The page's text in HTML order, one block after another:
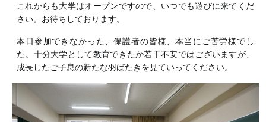
これからも大学はオープンですので、いつでも遊びに来てくだ
さい。お待ちしております。
本日参加できなかった、保護者の皆様、本当にご苦労様でし
た。十分大学として教育できたか若干不安ではございますが、
成長したご子息の新たな羽ばたきを見ていってください。